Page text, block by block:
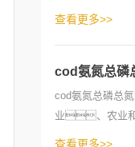
不足甚至严重
查看更多>>
cod氨氮总
cod氨氮总磷总
业、农业和
是用水大户
查看更多>>